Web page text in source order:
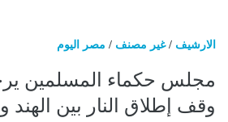
الارشيف /غير مصنف / مصر اليوم
مجلس حكماء المسلمين
وقف إطلاق النار بين الهند